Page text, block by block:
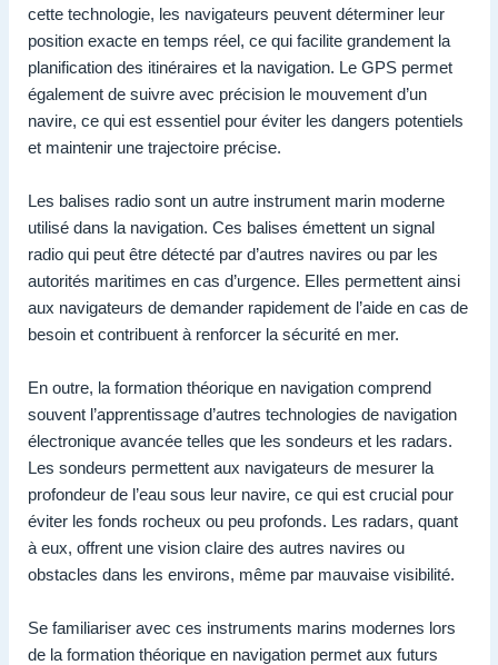
cette technologie, les navigateurs peuvent déterminer leur
position exacte en temps réel, ce qui facilite grandement la
planification des itinéraires et la navigation. Le GPS permet
également de suivre avec précision le mouvement d’un
navire, ce qui est essentiel pour éviter les dangers potentiels
et maintenir une trajectoire précise.
Les balises radio sont un autre instrument marin moderne
utilisé dans la navigation. Ces balises émettent un signal
radio qui peut être détecté par d’autres navires ou par les
autorités maritimes en cas d’urgence. Elles permettent ainsi
aux navigateurs de demander rapidement de l’aide en cas de
besoin et contribuent à renforcer la sécurité en mer.
En outre, la formation théorique en navigation comprend
souvent l’apprentissage d’autres technologies de navigation
électronique avancée telles que les sondeurs et les radars.
Les sondeurs permettent aux navigateurs de mesurer la
profondeur de l’eau sous leur navire, ce qui est crucial pour
éviter les fonds rocheux ou peu profonds. Les radars, quant
à eux, offrent une vision claire des autres navires ou
obstacles dans les environs, même par mauvaise visibilité.
Se familiariser avec ces instruments marins modernes lors
de la formation théorique en navigation permet aux futurs